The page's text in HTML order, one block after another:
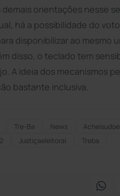
orientações nesse
há a possibilidade do
disponibilizar ao mesmo
disso, o teclado tem
A ideia dos mecanismos
bastante inclusiva.
Tre-Ba News
Justiçaeleitoral Treba